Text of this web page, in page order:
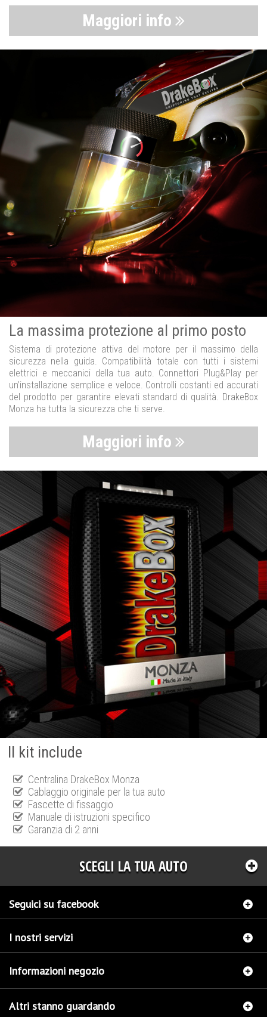
Maggiori info
La massima protezione al primo posto
Sistema di protezione attiva del motore per il massimo della
sicurezza nella guida. Compatibilità totale con tutti i sistemi
elettrici e meccanici della tua auto. Connettori Plug&Play per
un’installazione semplice e veloce. Controlli costanti ed accurati
del prodotto per garantire elevati standard di qualità. DrakeBox
Monza ha tutta la sicurezza che ti serve.
Maggiori info
Il kit include
Centralina DrakeBox Monza
Cablaggio originale per la tua auto
Fascette di fissaggio
Manuale di istruzioni specifico
Garanzia di 2 anni
SCEGLI LA TUA AUTO
Seguici su facebook
I nostri servizi
Informazioni negozio
Altri stanno guardando